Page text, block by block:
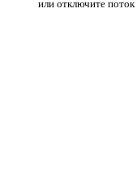
или отключите поток